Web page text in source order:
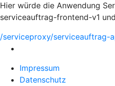
Hier würde die Anwendung
serviceauftrag-frontend-v1
/serviceproxy/serviceauftrag-
Impressum
Datenschutz